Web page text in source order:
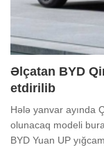
Əlçatan BYD
etdirilib
Hələ yanvar ayında
olunacaq modeli
BYD Yuan UP